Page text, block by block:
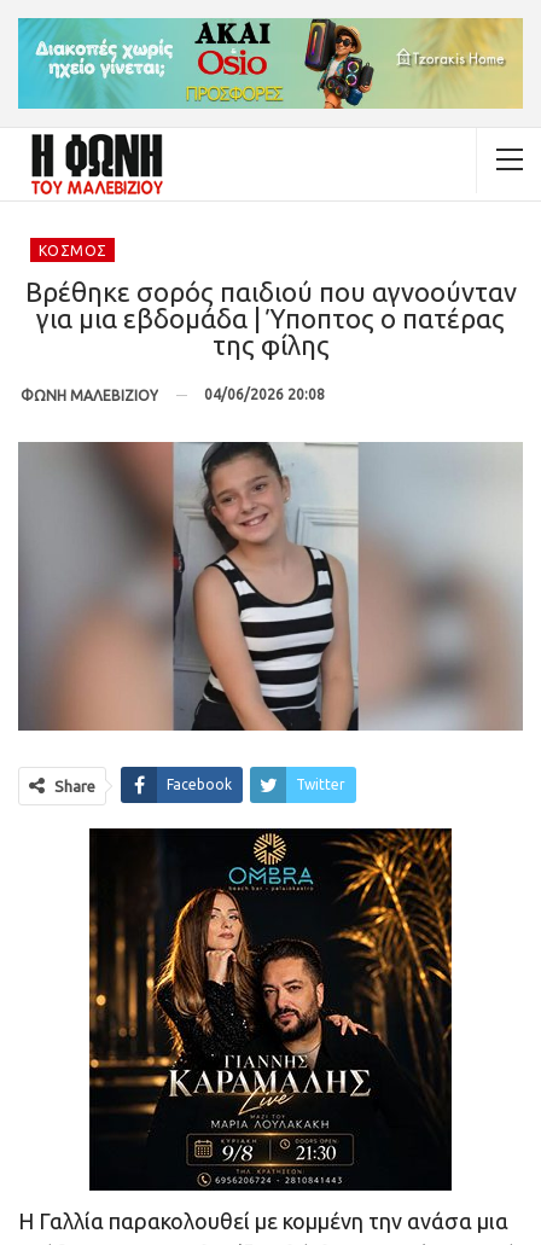
ΚΌΣΜΟΣ
Βρέθηκε σορός παιδιού που αγνοούνταν
για μια εβδομάδα | Ύποπτος ο πατέρας
της φίλης
ΦΩΝΗ ΜΑΛΕΒΙΖΙΟΥ 04/06/2026 20:08
Share Facebook Twitter
Η Γαλλία παρακολουθεί με κομμένη την ανάσα μια